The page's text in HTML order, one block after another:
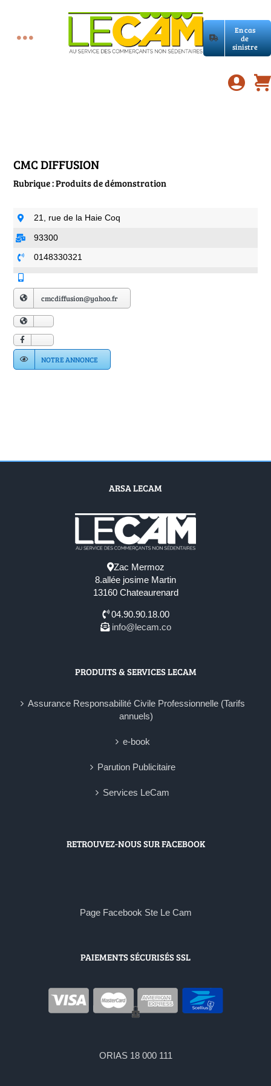
En cas
de
sinistre
Toggle
E-book
Petites annonces
Annuaire Fournisseurs
Actualités
Contact
CMC DIFFUSION
Rubrique : Produits de démonstration
21, rue de la Haie Coq
93300
0148330321
cmcdiffusion@yahoo.fr
NOTRE ANNONCE
ARSA LECAM
Zac Mermoz
8.allée josime Martin
13160 Chateaurenard
04.90.90.18.00
info@lecam.co
PRODUITS & SERVICES LECAM
Assurance Responsabilité Civile Professionnelle (Tarifs
annuels)
e-book
Parution Publicitaire
Services LeCam
RETROUVEZ-NOUS SUR FACEBOOK
Page Facebook Ste Le Cam
PAIEMENTS SÉCURISÉS SSL
ORIAS 18 000 111